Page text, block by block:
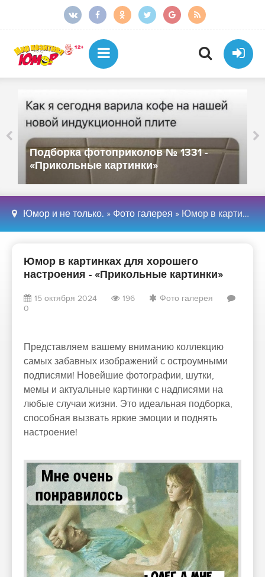
Подборка фотоприколов № 1331 -
«Прикольные картинки»
Юмор и не только. » Фото галерея » Юмор в картинках для хорошего настроения - «Прикольные картинки»
Юмор в картинках для хорошего
настроения - «Прикольные картинки»
15 октября 2024 196
Фото галерея
0
Представляем вашему вниманию коллекцию
самых забавных изображений с остроумными
подписями! Новейшие фотографии, шутки,
мемы и актуальные картинки с надписями на
любые случаи жизни. Это идеальная подборка,
способная вызвать яркие эмоции и поднять
настроение!